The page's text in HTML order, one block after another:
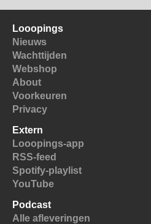
Looopings
Nieuws
Wachttijden
Webshop
About
Voorkeuren
Privacy
Extern
Looopings-app
RSS-feed
Spotify-playlist
YouTube
Podcast
Alle afleveringen